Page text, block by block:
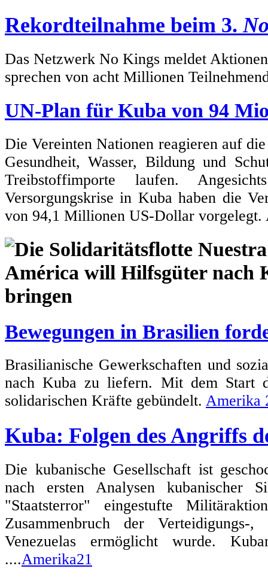
Rekordteilnahme beim 3.
Das Netzwerk No Kings meldet
sprechen von acht Millionen
UN-Plan für Kuba von 94
Die Vereinten Nationen reagieren auf
Gesundheit, Wasser, Bildung und
Treibstoffimporte laufen.
Versorgungskrise in Kuba haben die
von 94,1 Millionen US-Dollar vorgelegt.
Bewegungen in Brasilien
Brasilianische Gewerkschaften und
nach Kuba zu liefern. Mit dem Start
solidarischen Kräfte gebündelt. Amerika
Kuba: Folgen des Angriffs
Die kubanische Gesellschaft ist
nach ersten Analysen kubanischer
"Staatsterror" eingestufte
Zusammenbruch der Verteidigungs-,
Venezuelas ermöglicht wurde.
....Amerika21